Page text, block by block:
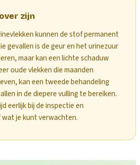
zijn
kunnen de stof permanent
gevallen is de geur en het urinezuur
maar kan een lichte schaduw
oude vlekken die maanden
kan een tweede behandeling
in de diepere vulling te bereiken.
eerlijk bij de inspectie en
je kunt verwachten.